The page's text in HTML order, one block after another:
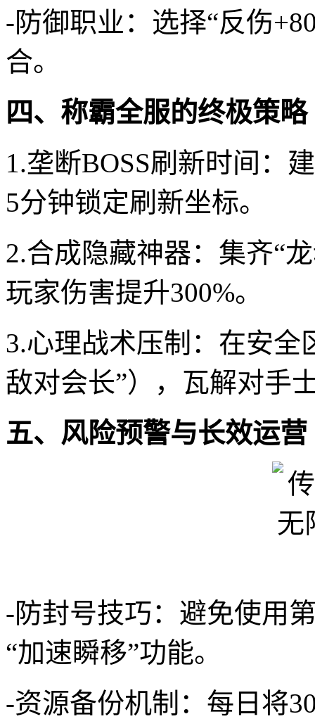
-防御职业：选择“反伤
合。
四、称霸全服的终极策略
1.垄断BOSS刷新时间：
5分钟锁定刷新坐标。
2.合成隐藏神器：集齐“
玩家伤害提升300%。
3.心理战术压制：在安全
敌对会长”），瓦解对手
五、风险预警与长效运营
-防封号技巧：避免使用
“加速瞬移”功能。
-资源备份机制：每日将